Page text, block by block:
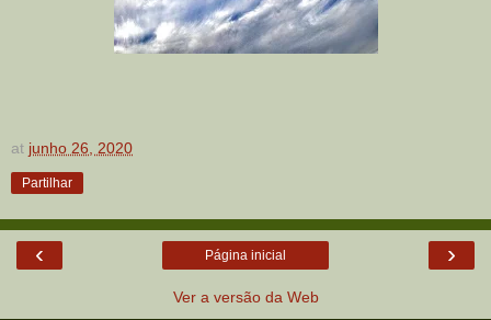
at junho 26, 2020
Partilhar
‹ ›
Página inicial
Ver a versão da Web